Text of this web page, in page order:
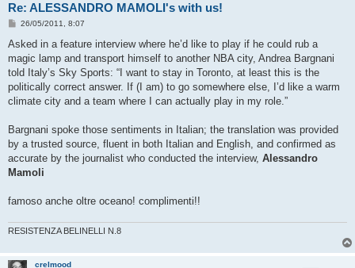
Re: ALESSANDRO MAMOLI's with us!
M
s
a
g
i
o
26/05/2011, 8:07
Asked in a feature interview where he’d like to play if he could rub a
magic lamp and transport himself to another NBA city, Andrea Bargnani
told Italy’s Sky Sports: “I want to stay in Toronto, at least this is the
politically correct answer. If (I am) to go somewhere else, I’d like a warm
climate city and a team where I can actually play in my role.”
Bargnani spoke those sentiments in Italian; the translation was provided
by a trusted source, fluent in both Italian and English, and confirmed as
accurate by the journalist who conducted the interview, Alessandro
Mamoli
famoso anche oltre oceano! complimenti!!
RESISTENZA BELINELLI N.8
crelmood